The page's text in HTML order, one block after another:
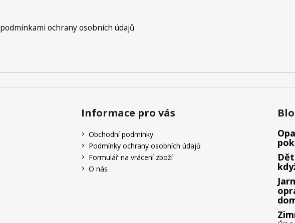
podmínkami ochrany osobních údajů
Informace pro vás
Obchodní podmínky
Podmínky ochrany osobních údajů
Formulář na vrácení zboží
O nás